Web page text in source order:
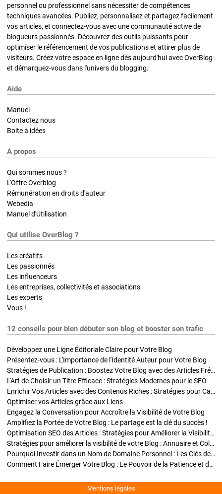
personnel ou professionnel sans nécessiter de compétences
techniques avancées. Publiez, personnalisez et partagez facilement
vos articles, et connectez-vous avec une communauté active de
blogueurs passionnés. Découvrez des outils puissants pour
optimiser le référencement de vos publications et attirer plus de
visiteurs. Créez votre espace en ligne dès aujourd'hui avec OverBlog
et démarquez-vous dans l'univers du blogging.
Aide
Manuel
Contactez nous
Boite à idées
A propos
Qui sommes nous ?
L'Offre Overblog
Rémunération en droits d'auteur
Webedia
Manuel d'Utilisation
Qui utilise OverBlog ?
Les créatifs
Les passionnés
Les influenceurs
Les entreprises, collectivités et associations
Les experts
Vous !
12 conseils pour bien débuter son blog et booster son trafic
Développez une Ligne Éditoriale Claire pour Votre Blog
Présentez-vous : L'Importance de l'Identité Auteur pour Votre Blog
Stratégies de Publication : Boostez Votre Blog avec des Articles Fréquents et Exclusifs
L'Art de Choisir un Titre Efficace : Stratégies Modernes pour le SEO
Enrichir Vos Articles avec des Contenus Riches : Stratégies pour Captiver et Optimiser
Optimiser vos Articles grâce aux Liens
Engagez la Conversation pour Accroître la Visibilité de Votre Blog
Amplifiez la Portée de Votre Blog : Le partage est la clé du succès !
Optimisation SEO des Articles : Stratégies pour Améliorer la Visibilité de Votre Blog
Stratégies pour améliorer la visibilité de votre Blog : Annuaire et Collaborations
Pourquoi Investir dans un Nom de Domaine Personnel : Les Clés de la Réussite de Votre Blog
Comment Faire Émerger Votre Blog : Le Pouvoir de la Patience et de la Persévérance
Mentions légales